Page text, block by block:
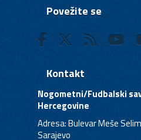
Povežite se
Kontakt
Nogometni/Fudbalski
Hercegovine
Adresa: Bulevar Meše
Sarajevo